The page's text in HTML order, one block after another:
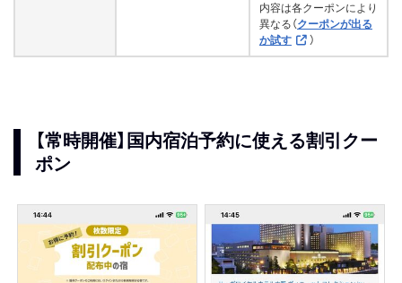
内容は各クーポンにより
異なる（クーポンが出る
か試す
）
【常時開催】国内宿泊予約に使える割引クー
ポン